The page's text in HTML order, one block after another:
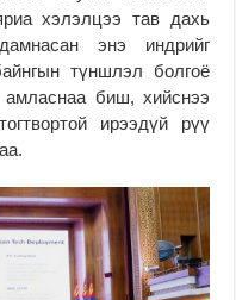
хэлэлцээ тав дахь
энэ индрийг
түншлэл болгоё
биш, хийснээ
ирээдүй рүү